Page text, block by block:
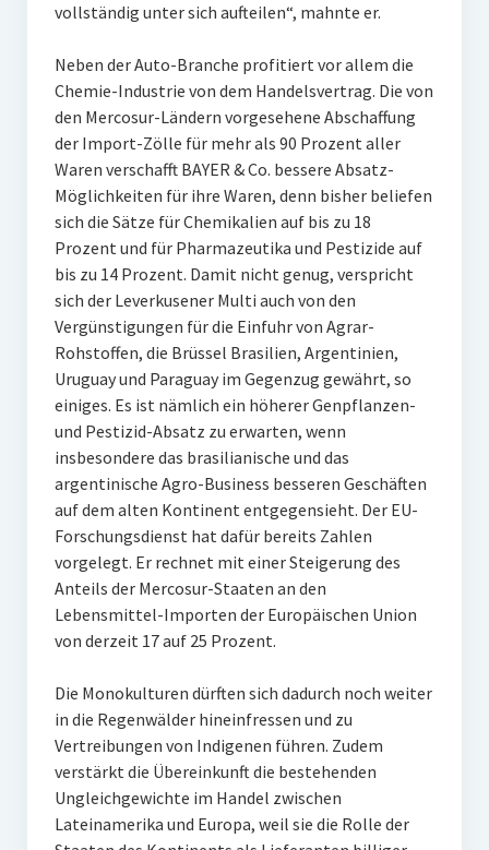
vollständig unter sich aufteilen“, mahnte er.
Neben der Auto-Branche profitiert vor allem die
Chemie-Industrie von dem Handelsvertrag. Die von
den Mercosur-Ländern vorgesehene Abschaffung
der Import-Zölle für mehr als 90 Prozent aller
Waren verschafft BAYER & Co. bessere Absatz-
Möglichkeiten für ihre Waren, denn bisher beliefen
sich die Sätze für Chemikalien auf bis zu 18
Prozent und für Pharmazeutika und Pestizide auf
bis zu 14 Prozent. Damit nicht genug, verspricht
sich der Leverkusener Multi auch von den
Vergünstigungen für die Einfuhr von Agrar-
Rohstoffen, die Brüssel Brasilien, Argentinien,
Uruguay und Paraguay im Gegenzug gewährt, so
einiges. Es ist nämlich ein höherer Genpflanzen-
und Pestizid-Absatz zu erwarten, wenn
insbesondere das brasilianische und das
argentinische Agro-Business besseren Geschäften
auf dem alten Kontinent entgegensieht. Der EU-
Forschungsdienst hat dafür bereits Zahlen
vorgelegt. Er rechnet mit einer Steigerung des
Anteils der Mercosur-Staaten an den
Lebensmittel-Importen der Europäischen Union
von derzeit 17 auf 25 Prozent.
Die Monokulturen dürften sich dadurch noch weiter
in die Regenwälder hineinfressen und zu
Vertreibungen von Indigenen führen. Zudem
verstärkt die Übereinkunft die bestehenden
Ungleichgewichte im Handel zwischen
Lateinamerika und Europa, weil sie die Rolle der